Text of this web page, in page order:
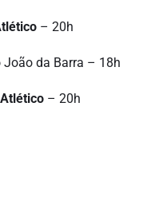
– 20h
João da Barra – 18h
Atlético – 20h